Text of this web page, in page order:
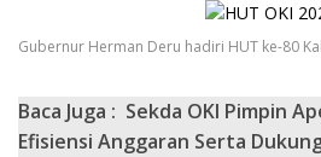
Gubernur Herman Deru hadiri HUT ke-80
Baca Juga : Sekda OKI Pimpin
Efisiensi Anggaran Serta